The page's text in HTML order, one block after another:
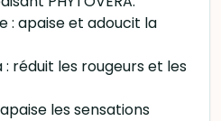
: apaise et adoucit la
réduit les rougeurs et les
les sensations